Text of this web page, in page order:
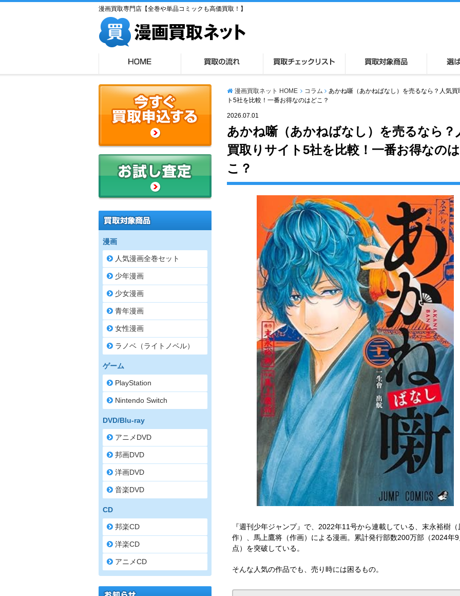
漫画買取専門店【全巻や単品コミックも高価買取！】
漫画買取ネット HOME コラム
あかね噺（あかねばなし）を売るなら？人気買
ト5社を比較！一番お得なのはどこ？
2026.07.01
あかね噺（あかねばなし）を売るなら？
買取りサイト5社を比較！一番お得なの
こ？
『週刊少年ジャンプ』で、2022年11号から連載している、末永裕樹（
作）、馬上鷹将（作画）による漫画。累計発行部数200万部（2024年
点）を突破している。
そんな人気の作品でも、売り時には困るもの。
漫画
人気漫画全巻セット
少年漫画
少女漫画
青年漫画
女性漫画
ラノベ（ライトノベル）
ゲーム
PlayStation
Nintendo Switch
DVD/Blu-ray
アニメDVD
邦画DVD
洋画DVD
音楽DVD
CD
邦楽CD
洋楽CD
アニメCD